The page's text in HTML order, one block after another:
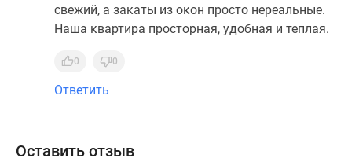
свежий, а закаты из окон просто нереальные.
Наша квартира просторная, удобная и теплая.
0 0
Ответить
Оставить отзыв